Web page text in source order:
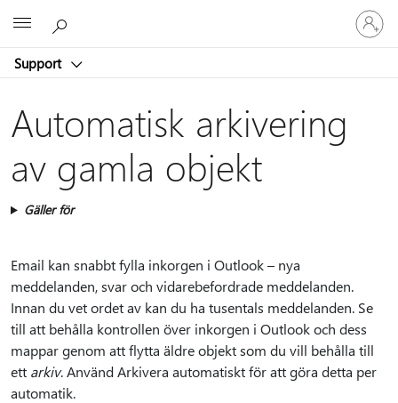
Support
Logga
in
på
konto
Automatisk arkivering
av gamla objekt
Gäller för
Email kan snabbt fylla inkorgen i Outlook – nya
meddelanden, svar och vidarebefordrade meddelanden.
Innan du vet ordet av kan du ha tusentals meddelanden. Se
till att behålla kontrollen över inkorgen i Outlook och dess
mappar genom att flytta äldre objekt som du vill behålla till
ett arkiv. Använd Arkivera automatiskt för att göra detta per
automatik.